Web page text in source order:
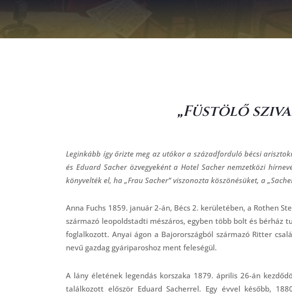
„Füstölő
Leginkább így őrizte meg az utókor a századforduló bécsi
és Eduard Sacher özvegyeként a Hotel Sacher nemzetközi
könyvelték el, ha „Frau Sacher” viszonozta köszönésüket, a
Anna Fuchs 1859. január 2-án, Bécs 2. kerületében, a Rothen
származó leopoldstadti mészáros, egyben több bolt és bérház
foglalkozott. Anyai ágon a Bajorországból származó Ritter
nevű gazdag gyáriparoshoz ment feleségül.
A lány életének legendás korszaka 1879. április 26-án
találkozott először Eduard Sacherrel. Egy évvel később,